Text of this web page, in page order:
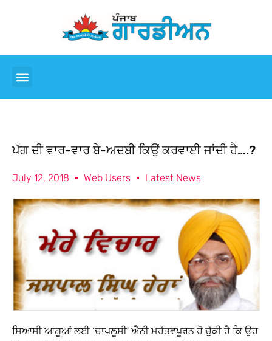
ਪੱਗ ਦੀ ਵਾਰ-ਵਾਰ ਬੇ-ਅਦਬੀ ਕਿਉਂ ਕਰਵਾਈ ਜਾਂਦੀ ਹੈ….?
July 12, 2018 Web Users Latest News
ਸਿਆਸੀ ਆਗੂਆਂ ਲਈ ‘ਚਾਪਲੂਸੀ’ ਐਨੀ ਮਹੱਤਵਪੂਰਨ ਹੋ ਚੁੱਕੀ ਹੈ ਕਿ ਉਹ